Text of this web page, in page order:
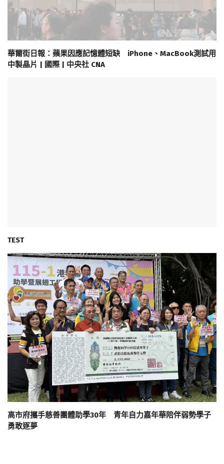
華爾街日報：蘋果因應記憶體短缺 iPhone、MacBook測試用
中製晶片 | 國際 | 中央社 CNA
TEST
高市府攜手慈善團體助學30年 青年自力嘉年華陪伴弱勢學子
勇敢逐夢